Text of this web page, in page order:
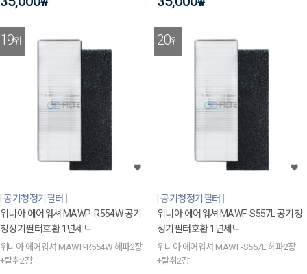
₩ ₩
19위
공기청정기필터
위니아 에어워셔 MAWP-R554W 공기
청정기필터호환 1년세트
위니아 에어워셔 MAWP-R554W 헤파2장
+탈취2장
20위
공기청정기필터
위니아 에어워셔 MAWF-S557L 공기청
정기필터호환 1년세트
위니아 에어워셔 MAWF-S557L 헤파2장
+탈취2장